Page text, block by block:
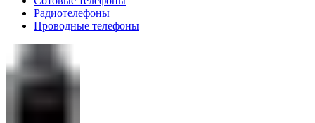
Радиотелефоны
Проводные телефоны